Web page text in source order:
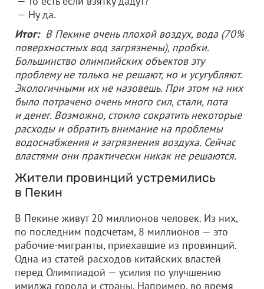
— Ну да.
Итог: В Пекине очень плохой воздух, вода (70%
поверхностных вод загрязнены), пробки.
Большинство олимпийских объектов эту
проблему не только не решают, но и усугубляют.
Экологичными их не назовешь. При этом на них
было потрачено очень много сил, стали, пота
и денег. Возможно, стоило сократить некоторые
расходы и обратить внимание на проблемы
водоснабжения и загрязнения воздуха. Сейчас
властями они практически никак не решаются.
Жители провинций устремились
в Пекин
В Пекине живут 20 миллионов человек. Из них,
по последним подсчетам, 8 миллионов — это
рабочие-мигранты, приехавшие из провинций.
Одна из статей расходов китайских властей
перед Олимпиадой — усилия по улучшению
имиджа города и страны. Например, во время